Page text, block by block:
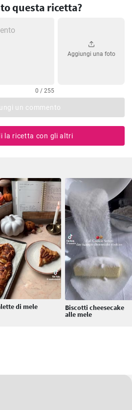
questa ricetta?
0 / 255
Aggiungi una foto
un commento
la ricetta con gli altri
di mele Biscotti cheesecake
alle mele